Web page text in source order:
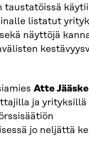
taustatöissä
listatut
näyttöjä
Atte
ja yrityksillä
jo neljättä